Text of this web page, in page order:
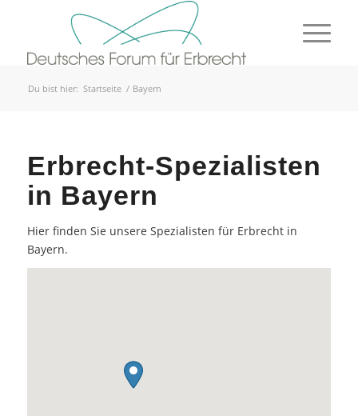
Du bist hier: Startseite / Bayern
Erbrecht-Spezialisten
in Bayern
Hier finden Sie unsere Spezialisten für Erbrecht in
Bayern.